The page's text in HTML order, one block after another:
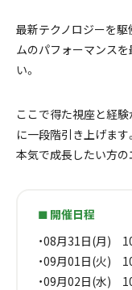
最新テクノロジーを駆
ムのパフォーマンス
い。
ここで得た視座と経
に一段階引き上げます。
本気で成長したい方の
🟩 開催日程
・08月31日(月)
・09月01日(火)
・09月02日(水)